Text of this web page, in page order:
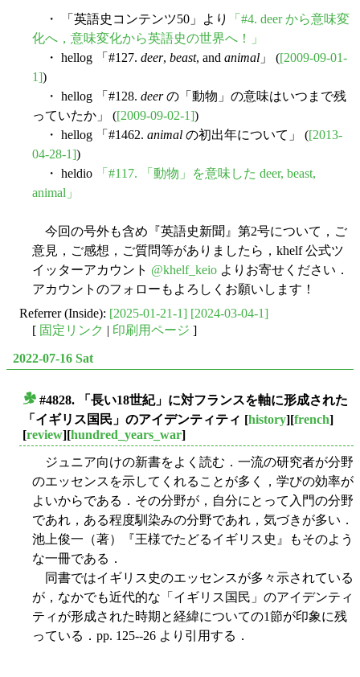
・ 「英語史コンテンツ50」より
「#4. deer から意味変
化へ，意味変化から英語史の世界へ！」
・ hellog 「#127. deer, beast, and animal 」 ([2009-09-01-
1])
・ hellog 「#128. deerの「動物」の意味はいつまで残
っていたか」 ([2009-09-02-1])
・ hellog 「#1462. animal の初出年について」 ([2013-
04-28-1])
・ heldio
「#117. 「動物」を意味した deer, beast,
animal」
今回の号外も含め『英語史新聞』第2号について，ご
意見，ご感想，ご質問等がありましたら，khelf 公式ツ
イッターアカウント @khelf_keio よりお寄せください．
アカウントのフォローもよろしくお願いします！
Referrer (Inside): [2025-01-21-1] [2024-03-04-1]
[ 固定リンク 印刷用ページ ]
2022-07-16 Sat
#4828. 「長い18世紀」に対フランスを軸に形成された
「イギリス国民」のアイデンティティ [history][french]
[review][hundred_years_war]
ジュニア向けの新書をよく読む．一流の研究者が分野
のエッセンスを示してくれることが多く，学びの効率が
よいからである．その分野が，自分にとって入門の分野
であれ，ある程度馴染みの分野であれ，気づきが多い．
池上俊一（著）『王様でたどるイギリス史』もそのよう
な一冊である．
同書ではイギリス史のエッセンスが多々示されている
が，なかでも近代的な「イギリス国民」のアイデンティ
ティが形成された時期と経緯についての1節が印象に残
っている．pp. 125--26 より引用する．